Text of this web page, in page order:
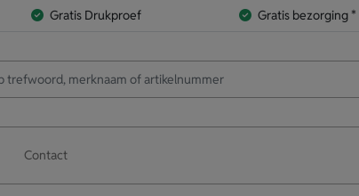
Gratis Drukproef Gratis bezorging *
Contact